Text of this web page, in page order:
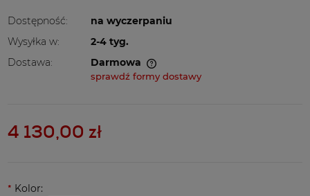
Dostępność:
na wyczerpaniu
Wysyłka w:
2-4 tyg.
Dostawa:
Darmowa
Cena nie zawiera ewentualnych kosztów płatności
sprawdź formy dostawy
4 130,00 zł
* Kolor: